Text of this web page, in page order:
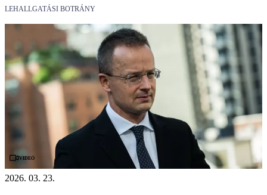
LEHALLGATÁSI BOTRÁNY
Videó
2026. 03. 23.